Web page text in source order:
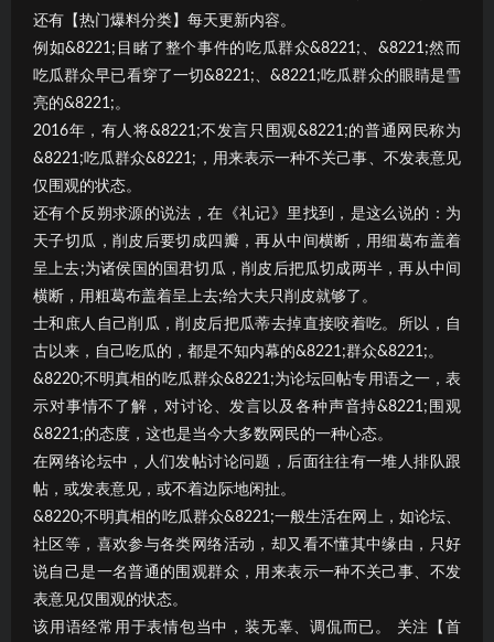
还有【热门爆料分类】每天更新内容。
例如&8221;目睹了整个事件的吃瓜群众&8221;、&8221;然而
吃瓜群众早已看穿了一切&8221;、&8221;吃瓜群众的眼睛是雪
亮的&8221;。
2016年，有人将&8221;不发言只围观&8221;的普通网民称为
&8221;吃瓜群众&8221;，用来表示一种不关己事、不发表意见
仅围观的状态。
还有个反朔求源的说法，在《礼记》里找到，是这么说的：为
天子切瓜，削皮后要切成四瓣，再从中间横断，用细葛布盖着
呈上去;为诸侯国的国君切瓜，削皮后把瓜切成两半，再从中间
横断，用粗葛布盖着呈上去;给大夫只削皮就够了。
士和庶人自己削瓜，削皮后把瓜蒂去掉直接咬着吃。所以，自
古以来，自己吃瓜的，都是不知内幕的&8221;群众&8221;。
&8220;不明真相的吃瓜群众&8221;为论坛回帖专用语之一，表
示对事情不了解，对讨论、发言以及各种声音持&8221;围观
&8221;的态度，这也是当今大多数网民的一种心态。
在网络论坛中，人们发帖讨论问题，后面往往有一堆人排队跟
帖，或发表意见，或不着边际地闲扯。
&8220;不明真相的吃瓜群众&8221;一般生活在网上，如论坛、
社区等，喜欢参与各类网络活动，却又看不懂其中缘由，只好
说自己是一名普通的围观群众，用来表示一种不关己事、不发
表意见仅围观的状态。
该用语经常用于表情包当中，装无辜、调侃而已。 关注【首